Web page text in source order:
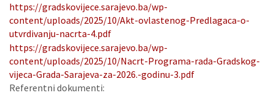
https://gradskovijece.sarajevo.ba/wp-
content/uploads/2025/10/Akt-ovlastenog-Predlagaca-o-
utvrdivanju-nacrta-4.pdf
https://gradskovijece.sarajevo.ba/wp-
content/uploads/2025/10/Nacrt-Programa-rada-Gradskog-
vijeca-Grada-Sarajeva-za-2026.-godinu-3.pdf
Referentni dokumenti: